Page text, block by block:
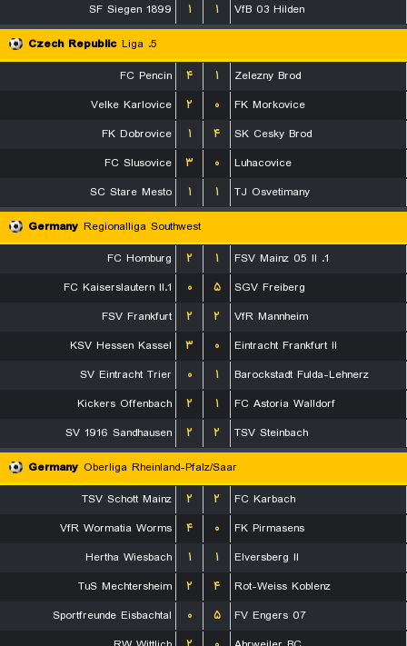
SF Siegen 1899
۱ ۱
VfB 03 Hilden
Czech Republic
5. Liga
FC Pencin
۴ ۱
Zelezny Brod
Velke Karlovice
۲ ۰
FK Morkovice
FK Dobrovice
۱ ۴
SK Cesky Brod
FC Slusovice
۳ ۰
Luhacovice
SC Stare Mesto
۱ ۱
TJ Osvetimany
Germany Regionalliga Southwest
FC Homburg
۲ ۱
1. FSV Mainz 05 II
1.FC Kaiserslautern II
۰ ۵
SGV Freiberg
FSV Frankfurt
۲ ۲
VfR Mannheim
KSV Hessen Kassel
۳ ۰
Eintracht Frankfurt II
SV Eintracht Trier
۰ ۱
Barockstadt Fulda-Lehnerz
Kickers Offenbach
۲ ۱
FC Astoria Walldorf
SV 1916 Sandhausen
۲ ۲
TSV Steinbach
Germany Oberliga Rheinland-Pfalz/Saar
TSV Schott Mainz
۲ ۲
FC Karbach
VfR Wormatia Worms
۴ ۰
FK Pirmasens
Hertha Wiesbach
۱ ۱
Elversberg II
TuS Mechtersheim
۲ ۴
Rot-Weiss Koblenz
Sportfreunde Eisbachtal
۰ ۵
FV Engers 07